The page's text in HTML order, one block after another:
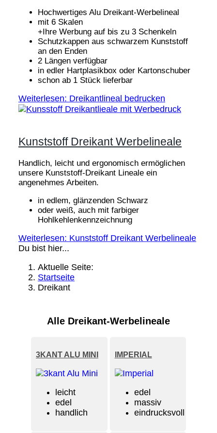
Hochwertiges Alu Dreikant-Werbelineal
mit 6 Skalen
+Ihre Werbung auf bis zu 3 Schenkeln
Schutzkappen aus schwarzem Kunststoff
an den Enden
2 Längen verfügbar
in edler Hartplasikbox oder Kartonschuber
schon ab 1 Stück lieferbar
Weiterlesen: Dreikantlineal bedrucken
Kunststoff Dreikant Werbelineale
Handlich, leicht und ergonomisch ermöglichen
unsere Kunststoff-Dreikant Lineale ein
angenehmes Arbeiten.
in edlem, glänzenden Schwarz
oder weiß, auch mit farbiger
Hohlkehlenkennzeichnung
Weiterlesen: Kunststoff Dreikant Werbelineale
Du bist hier...
Aktuelle Seite:
Startseite
Dreikant
Alle Dreikant-Werbelineale
3KANT ALU MINI
leicht
edel
handlich
IMPERIAL
edel
massiv
eindrucksvoll